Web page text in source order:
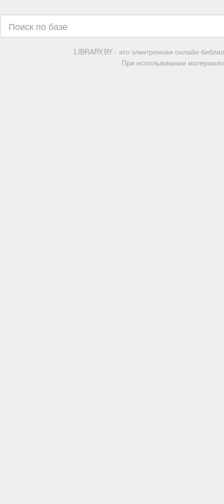
LIBRARY.BY - это электронная онлайн
При использовании